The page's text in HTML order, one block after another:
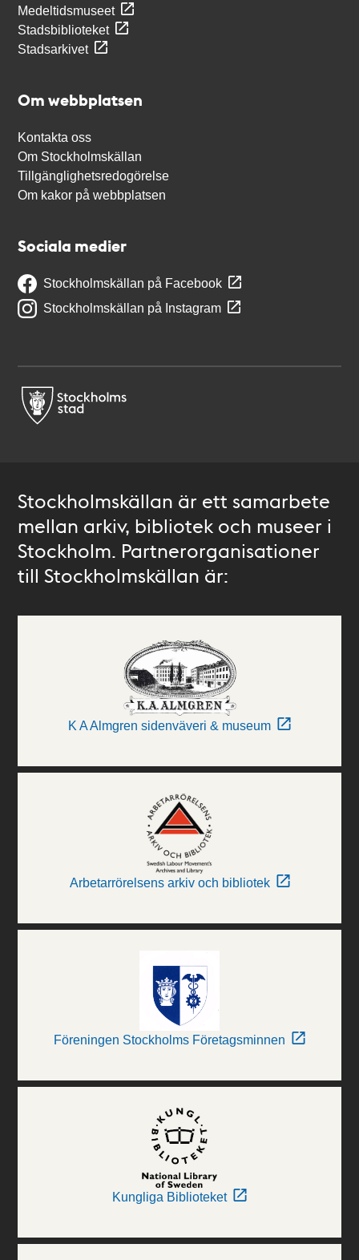
Medeltidsmuseet
Stadsbiblioteket
Stadsarkivet
Om webbplatsen
Kontakta oss
Om Stockholmskällan
Tillgänglighetsredogörelse
Om kakor på webbplatsen
Sociala medier
Stockholmskällan på Facebook
Stockholmskällan på Instagram
Stockholmskällan är ett samarbete
mellan arkiv, bibliotek och museer i
Stockholm. Partnerorganisationer
till Stockholmskällan är:
K A Almgren sidenväveri & museum
Arbetarrörelsens arkiv och bibliotek
Föreningen Stockholms Företagsminnen
Kungliga Biblioteket